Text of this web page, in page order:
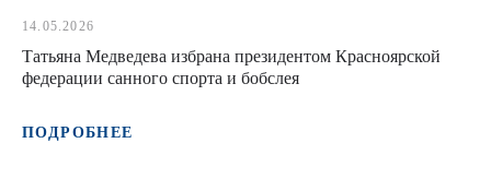
14.05.2026
Татьяна Медведева избрана президентом Красноярской
федерации санного спорта и бобслея
ПОДРОБНЕЕ